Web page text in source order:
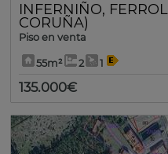
INFERNIÑO, FERROL
CORUÑA)
Piso en venta
55m² 2 1
135.000€